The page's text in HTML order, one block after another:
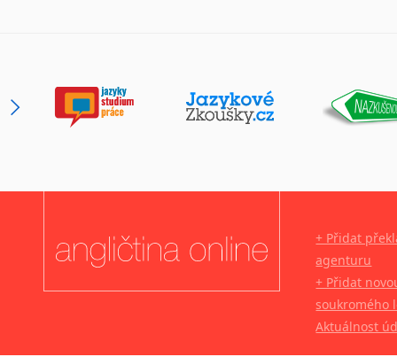
+ Přidat
agenturu
+ Přidat
soukromého
Aktuálnost